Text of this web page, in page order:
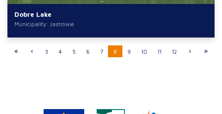
Dobre Lake
Municipality: Jastrowie
3 4 5 6 7 8 9 10 11 12